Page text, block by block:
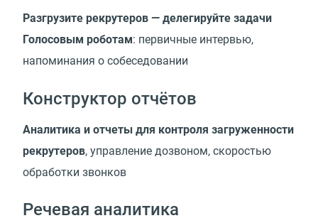
Разгрузите рекрутеров — делегируйте задачи
Голосовым роботам: первичные интервью,
напоминания о собеседовании
Конструктор отчётов
Аналитика и отчеты для контроля загруженности
рекрутеров, управление дозвоном, скоростью
обработки звонков
Речевая аналитика